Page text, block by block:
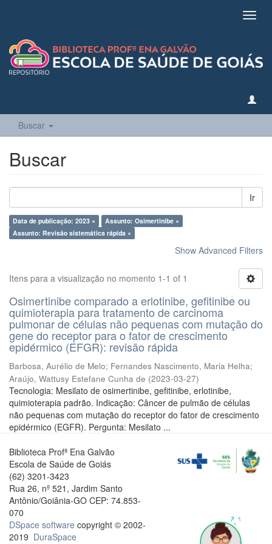
Buscar
Buscar
Ir
Data de publicação: 2023 ×
Assunto: Osimertinibe ×
Assunto: Revisão sistemática rápida ×
Show Advanced Filters
Itens para a visualização no momento 1-1 of 1
Osimertinibe comparado a erlotinibe, gefitinibe ou
quimioterapia para tratamento de carcinoma
pulmonar de células não pequenas com mutação do
gene do receptor para o fator de crescimento
epidérmico (EFGR): revisão rápida
Barbosa, Aurélio de Melo; Fernandes Nascimento, Maria Helha;
Araújo, Wattusy Estefane Cunha de (2023-03-27)
Tecnologia: Mesilato de osimertinibe, gefitinibe, erlotinibe,
quimioterapia padrão. Indicação: Câncer de pulmão de células
não pequenas com mutação do receptor do fator de crescimento
epidérmico (EGFR). Pergunta: Mesilato ...
Biblioteca Profª Ena Galvão
Escola de Saúde de Goiás
(62) 3201-3423
Rua 26, nº 521, Jardim Santo
Antônio/Goiânia-GO CEP: 74.853-
070
DSpace software copyright © 2002-
2019 DuraSpace